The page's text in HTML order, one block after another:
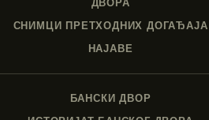
СНИМЦИ ПРЕТХОДНИХ ДОГАЂАЈА
НАЈАВЕ
БАНСКИ ДВОР